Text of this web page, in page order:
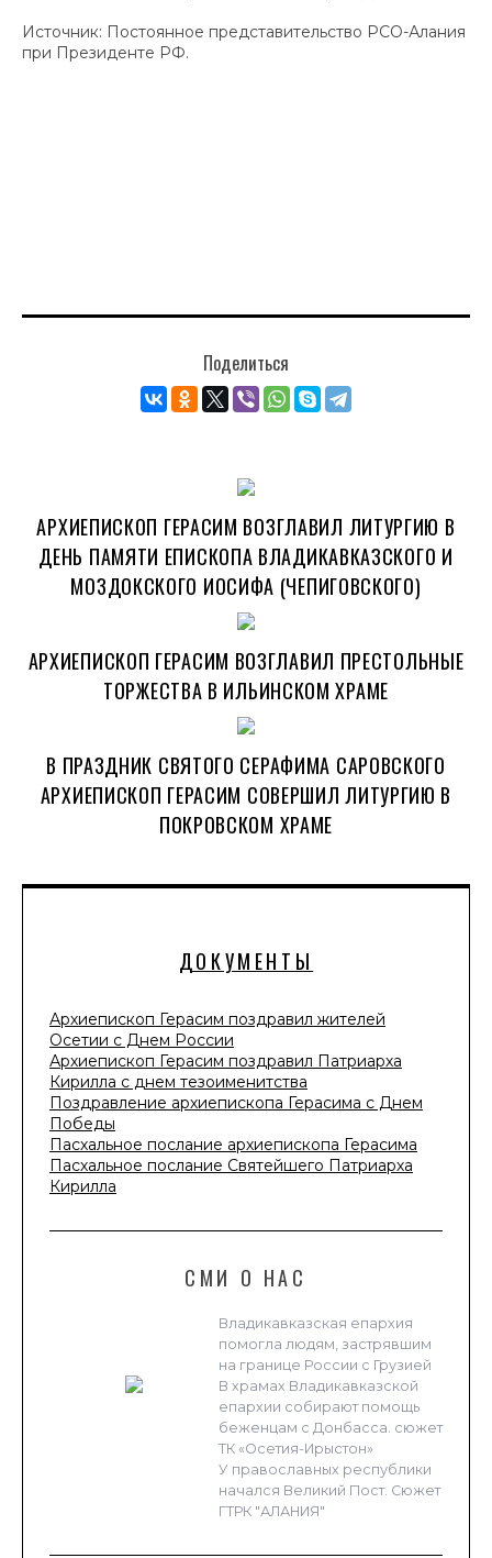
ДОКУМЕНТЫ
Архиепископ Герасим поздравил жителей
Осетии с Днем России
Архиепископ Герасим поздравил Патриарха
Кирилла с днем тезоименитства
Поздравление архиепископа Герасима с Днем
Победы
Пасхальное послание архиепископа Герасима
Пасхальное послание Святейшего Патриарха
Кирилла
СМИ О НАС
Владикавказская епархия
помогла людям, застрявшим
на границе России с Грузией
В храмах Владикавказской
епархии собирают помощь
беженцам с Донбасса. сюжет
ТК «Осетия-Ирыстон»
У православных республики
начался Великий Пост. Сюжет
ГТРК "АЛАНИЯ"
Источник: Постоянное представительство РСО-Алания
при Президенте РФ.
Поделиться
АРХИЕПИСКОП ГЕРАСИМ ВОЗГЛАВИЛ ЛИТУРГИЮ В
ДЕНЬ ПАМЯТИ ЕПИСКОПА ВЛАДИКАВКАЗСКОГО И
МОЗДОКСКОГО ИОСИФА (ЧЕПИГОВСКОГО)
АРХИЕПИСКОП ГЕРАСИМ ВОЗГЛАВИЛ ПРЕСТОЛЬНЫЕ
ТОРЖЕСТВА В ИЛЬИНСКОМ ХРАМЕ
В ПРАЗДНИК СВЯТОГО СЕРАФИМА САРОВСКОГО
АРХИЕПИСКОП ГЕРАСИМ СОВЕРШИЛ ЛИТУРГИЮ В
ПОКРОВСКОМ ХРАМЕ